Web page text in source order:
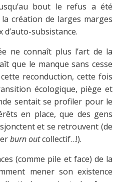
bout le refus a été
création de larges marges
d’auto-subsistance.
ne connaît plus l’art de la
que le manque sans cesse
reconduction, cette fois
écologique, piège et
sentait se profiler pour le
en place, que des gens
et se retrouvent (de
burn outcollectif…!).
(comme pile et face) de la
mener son existence